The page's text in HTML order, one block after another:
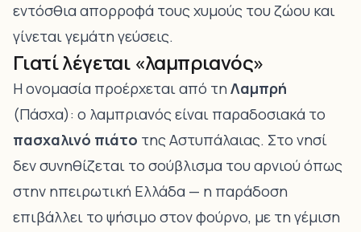
εντόσθια απορροφά τους χυμούς του ζώου και
γίνεται γεμάτη γεύσεις.
Γιατί λέγεται «λαμπριανός»
Η ονομασία προέρχεται από τη Λαμπρή
(Πάσχα): ο λαμπριανός είναι παραδοσιακά το
πασχαλινό πιάτο της Αστυπάλαιας. Στο νησί
δεν συνηθίζεται το σούβλισμα του αρνιού όπως
στην ηπειρωτική Ελλάδα — η παράδοση
επιβάλλει το ψήσιμο στον φούρνο, με τη γέμιση